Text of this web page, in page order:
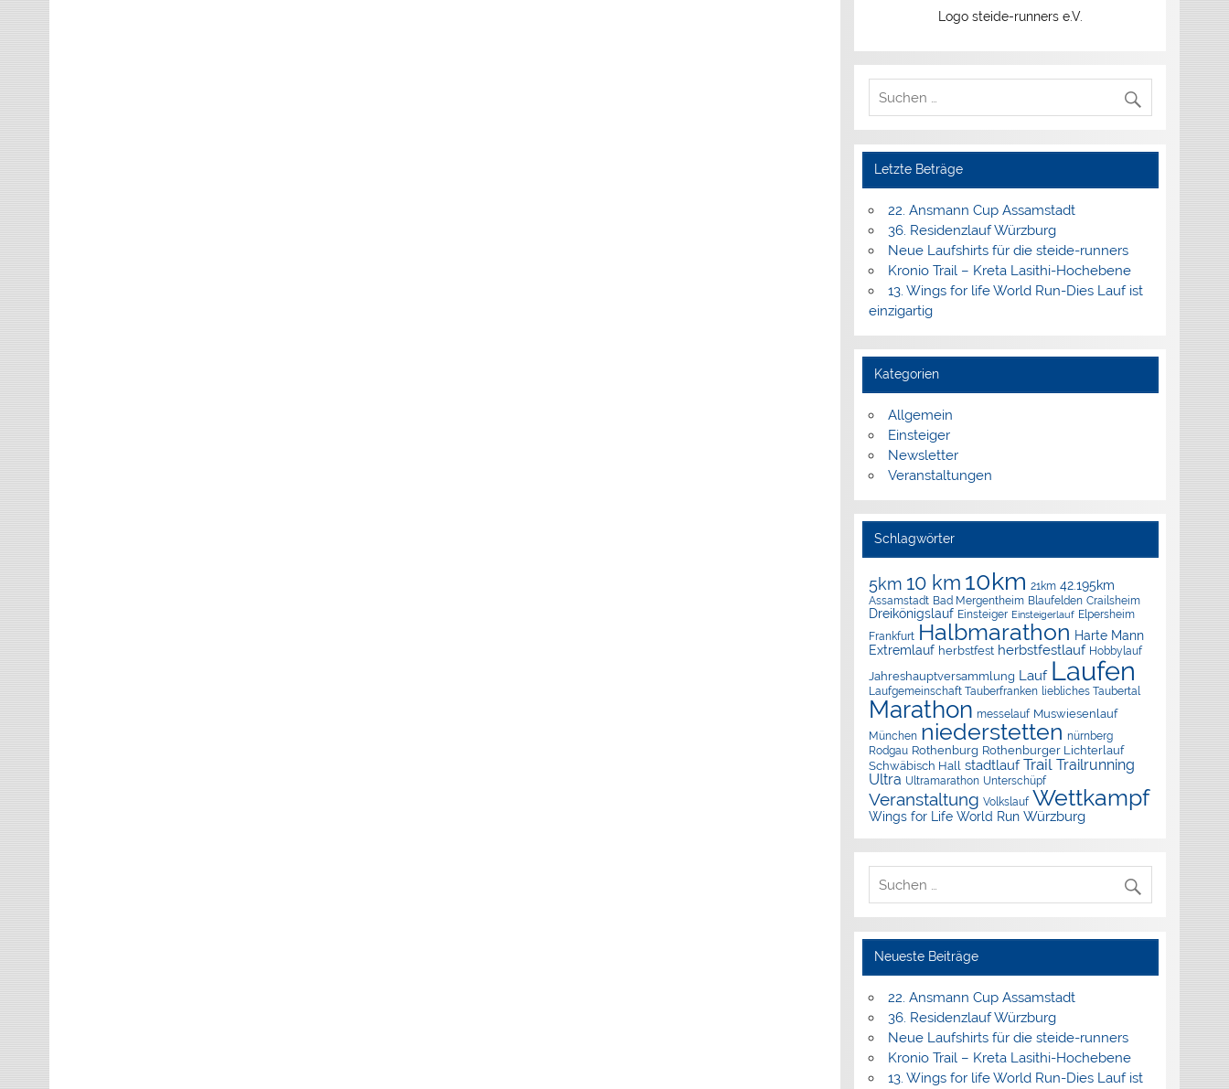
Logo steide-runners e.V.
Letzte Beträge
22. Ansmann Cup Assamstadt
36. Residenzlauf Würzburg
Neue Laufshirts für die steide-runners
Kronio Trail – Kreta Lasithi-Hochebene
13. Wings for life World Run-Dies Lauf ist
einzigartig
Kategorien
Allgemein
Einsteiger
Newsletter
Veranstaltungen
Schlagwörter
5km 10 km 10km 21km 42.195km
Assamstadt Bad Mergentheim Blaufelden Crailsheim
Dreikönigslauf Einsteiger Einsteigerlauf Elpersheim
Frankfurt Halbmarathon Harte Mann
Extremlauf herbstfest herbstfestlauf Hobbylauf
Jahreshauptversammlung Lauf Laufen
Laufgemeinschaft Tauberfranken liebliches Taubertal
Marathon messelauf Muswiesenlauf
München niederstetten nürnberg
Rodgau Rothenburg Rothenburger Lichterlauf
Schwäbisch Hall stadtlauf Trail Trailrunning
Ultra Ultramarathon Unterschüpf
Veranstaltung Volkslauf Wettkampf
Wings for Life World Run Würzburg
Neueste Beiträge
22. Ansmann Cup Assamstadt
36. Residenzlauf Würzburg
Neue Laufshirts für die steide-runners
Kronio Trail – Kreta Lasithi-Hochebene
13. Wings for life World Run-Dies Lauf ist